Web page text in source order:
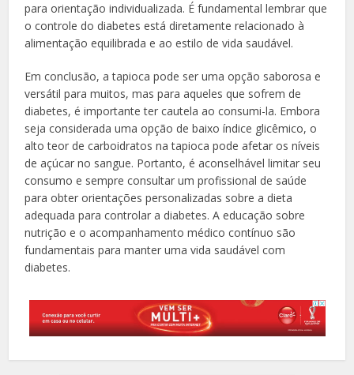
para orientação individualizada. É fundamental lembrar que
o controle do diabetes está diretamente relacionado à
alimentação equilibrada e ao estilo de vida saudável.
Em conclusão, a tapioca pode ser uma opção saborosa e
versátil para muitos, mas para aqueles que sofrem de
diabetes, é importante ter cautela ao consumi-la. Embora
seja considerada uma opção de baixo índice glicêmico, o
alto teor de carboidratos na tapioca pode afetar os níveis
de açúcar no sangue. Portanto, é aconselhável limitar seu
consumo e sempre consultar um profissional de saúde
para obter orientações personalizadas sobre a dieta
adequada para controlar a diabetes. A educação sobre
nutrição e o acompanhamento médico contínuo são
fundamentais para manter uma vida saudável com
diabetes.